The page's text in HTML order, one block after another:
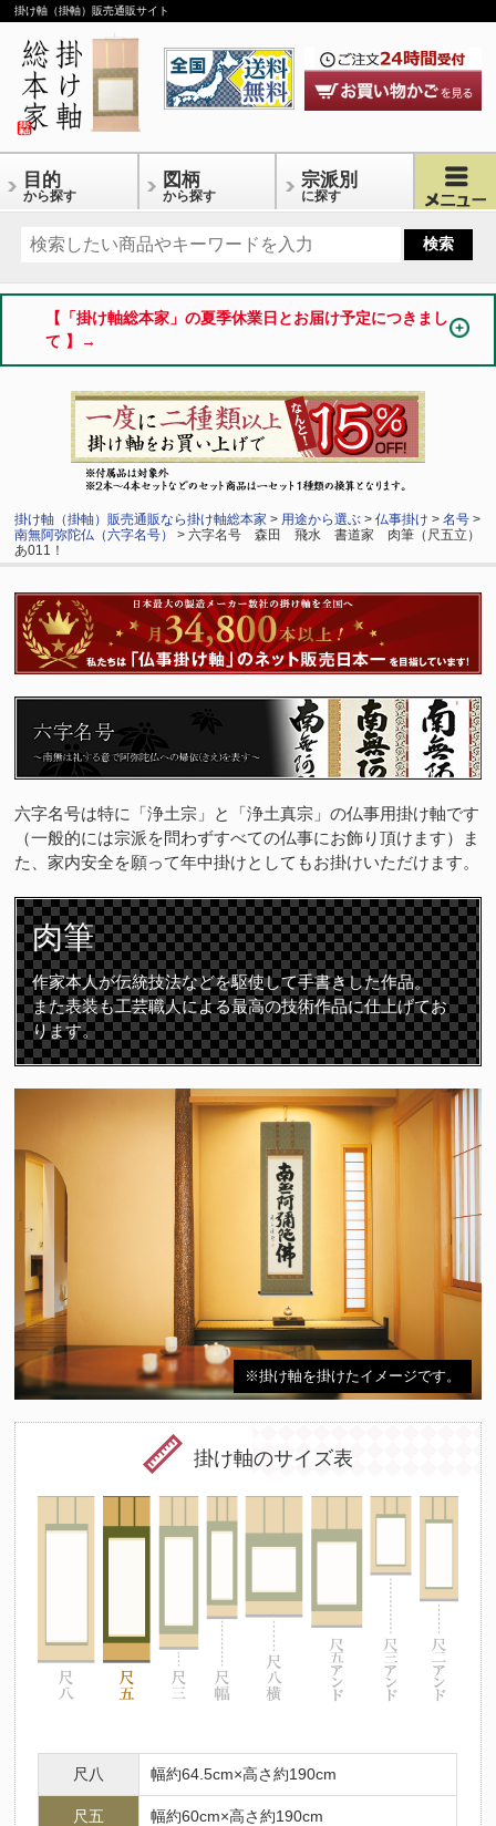
掛け軸（掛軸）販売通販サイト
目的
から探す
図柄
から探す
宗派別
に探す
【「掛け軸総本家」の夏季休業日とお届け予定につきまし
て 】→
掛け軸（掛軸）販売通販なら掛け軸総本家 > 用途から選ぶ >仏事掛け >名号 >
南無阿弥陀仏（六字名号）
> 六字名号 森田 飛水 書道家 肉筆（尺五立）
あ011！
六字名号は特に「浄土宗」と「浄土真宗」の仏事用掛け軸です
（一般的には宗派を問わずすべての仏事にお飾り頂けます）ま
た、家内安全を願って年中掛けとしてもお掛けいただけます。
肉筆
作家本人が伝統技法などを駆使して手書きした作品。
また表装も工芸職人による最高の技術作品に仕上げてお
ります。
※掛け軸を掛けたイメージです。
掛け軸のサイズ表
尺八 幅約64.5cm×高さ約190cm
尺五 幅約60cm×高さ約190cm